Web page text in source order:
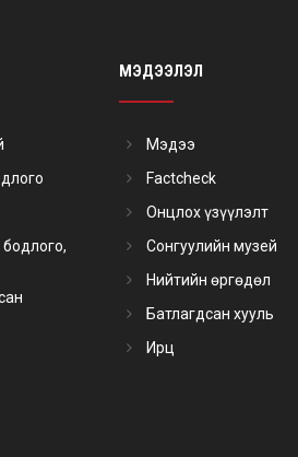
бодлого,
МЭДЭЭЛЭЛ
Мэдээ
Factcheck
Онцлох үзүүлэлт
Сонгуулийн музей
Нийтийн өргөдөл
Батлагдсан хууль
Ирц